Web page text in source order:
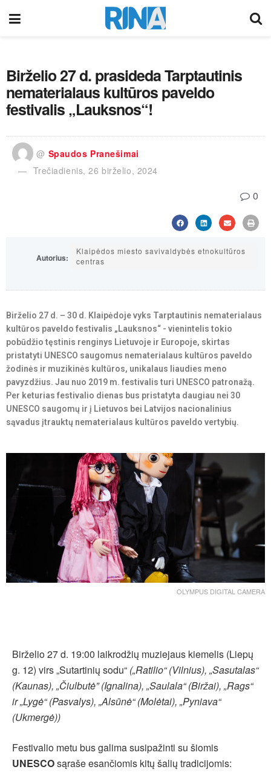
Birželio 27 d. prasideda Tarptautinis
nematerialaus kultūros paveldo
festivalis „Lauksnos“!
@ Spaudos Pranešimai
Trečiadienis, 26 birželio, 2024
0
Autorius:
Klaipėdos miesto savivaldybės etnokultūros
centras
Birželio 27 d. – 30 d. Klaipėdoje vyks Tarptautinis nematerialaus
kultūros paveldo festivalis „Lauksnos“ - vienintelis tokio
pobūdžio tęstinis renginys Lietuvoje ir Europoje, skirtas
pristatyti UNESCO saugomus nematerialaus kultūros paveldo
žodinės ir muzikinės kultūros, unikalaus liaudies meno
pavyzdžius. Jau nuo 2019 m. festivalis turi UNESCO patronažą.
Per keturias festivalio dienas bus pristatyta daugiau nei 30
UNESCO saugomų ir į Lietuvos bei Latvijos nacionalinius
sąvadus įtrauktų nematerialaus kultūros paveldo vertybių.
OLYMPUS DIGITAL CAMERA
Birželio 27 d. 19:00 laikrodžių muziejaus kiemelis (Liepų
g. 12) virs „Sutartinių sodu“ („Ratilio“ (Vilnius), „Sasutalas“
(Kaunas), „Čiulbutė” (Ignalina), „Saulala“ (Biržai), „Rags“
ir „Lygė“ (Pasvalys), „Alsūnė“ (Molėtai), „Pyniava“
(Ukmergė))
Festivalio metu bus galima susipažinti su šiomis
UNESCOsąraše esančiomis kitų šalių tradicijomis: